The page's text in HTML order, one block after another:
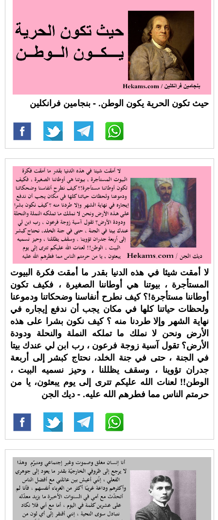
حيث تكون الحرية يكون الوطن. - بنجامين فرانكلين
لا أمقت شيئا في هذه الدنيا بقدر ما أمقت فكرة البيوت
المستأجرة ، بيوتنا هي أوطاننا الصغيرة ، فكيف تكون
أوطاننا مستأجرة!؟ كيف نطرح أنفاسنا وضحكاتنا ودموعنا
ولحظات حياتنا كلها في مكان يجب أن ندفع إيجاره في
نهاية الشهر وإلا طردنا منه ؟ كيف نكون بشرا على هذه
الأرض ونحن لا نملك ما تملكه النملة والنحلة ودودة
الأرض؟ تقول آسية زوجة فرعون ، رب ابن لي عندك بيتا
في الجنة ، حتى في جنة الخلد، نحتاج كبشر إلى أربعة
جدران تؤوينا ، وسقف يظللنا ، وحيز نسميه البيت ،
الوطن!! لعنات الله عليكم تترى إلى يوم يبعثون، يا من
حرمتم الناس مما فطرهم الله عليه. - ديك الجن